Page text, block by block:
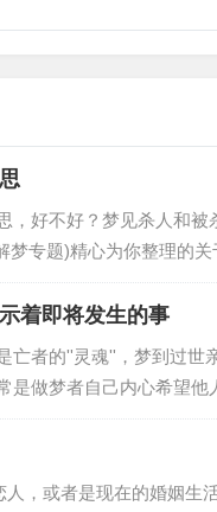
，好不好？梦见杀人和
梦专题)精心为你整理的
人和被杀梦到杀害某人
着即将发生的事
亡者的''灵魂''，梦到过世
是做梦者自己内心希望
表示你打算忘记一些不
，或者是现在的婚姻生